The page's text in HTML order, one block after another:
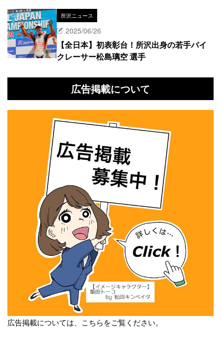
所沢ニュース
2025/06/26
【全日本】初表彰台！所沢出身の若手バイ
クレーサー松島璃空 選手
広告掲載について
広告掲載については、こちらをご覧ください。